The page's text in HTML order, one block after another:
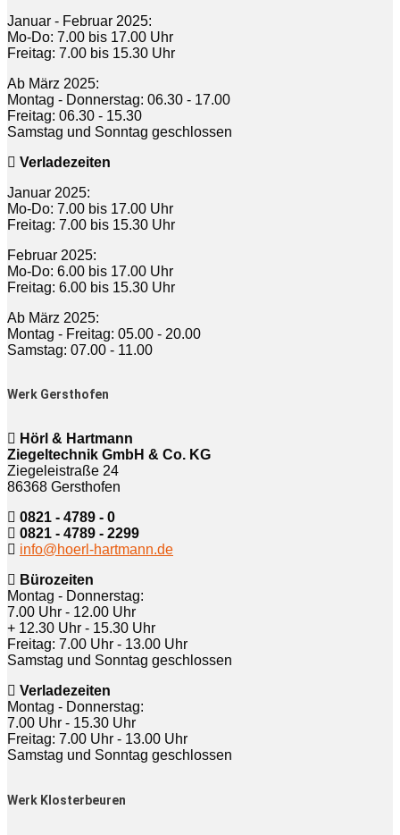
Januar - Februar 2025:
Mo-Do: 7.00 bis 17.00 Uhr
Freitag: 7.00 bis 15.30 Uhr
Ab März 2025:
Montag - Donnerstag: 06.30 - 17.00
Freitag: 06.30 - 15.30
Samstag und Sonntag geschlossen
Verladezeiten
Januar 2025:
Mo-Do: 7.00 bis 17.00 Uhr
Freitag: 7.00 bis 15.30 Uhr
Februar 2025:
Mo-Do: 6.00 bis 17.00 Uhr
Freitag: 6.00 bis 15.30 Uhr
Ab März 2025:
Montag - Freitag: 05.00 - 20.00
Samstag: 07.00 - 11.00
Werk Gersthofen
Hörl & Hartmann
Ziegeltechnik GmbH & Co. KG
Ziegeleistraße 24
86368 Gersthofen
0821 - 4789 - 0
0821 - 4789 - 2299
info@hoerl-hartmann.de
Bürozeiten
Montag - Donnerstag:
7.00 Uhr - 12.00 Uhr
+ 12.30 Uhr - 15.30 Uhr
Freitag: 7.00 Uhr - 13.00 Uhr
Samstag und Sonntag geschlossen
Verladezeiten
Montag - Donnerstag:
7.00 Uhr - 15.30 Uhr
Freitag: 7.00 Uhr - 13.00 Uhr
Samstag und Sonntag geschlossen
Werk Klosterbeuren